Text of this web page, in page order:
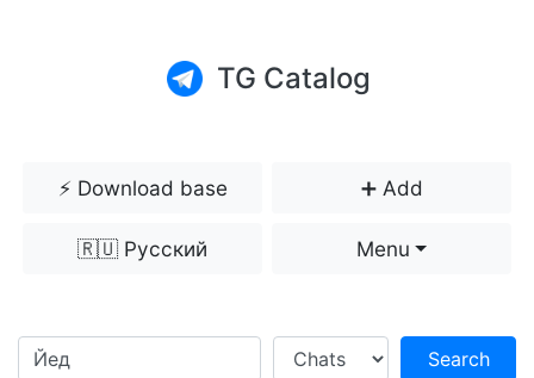
TG Catalog
⚡️ Download base ➕ Add
🇷🇺 Русский Menu
Search